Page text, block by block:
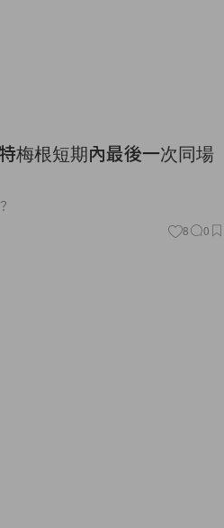
梅根短期內最後一次同場
8 0